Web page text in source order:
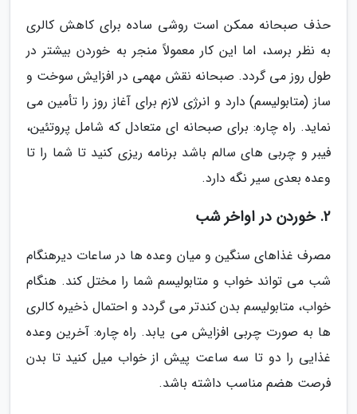
حذف صبحانه ممکن است روشی ساده برای کاهش کالری
به نظر برسد، اما این کار معمولاً منجر به خوردن بیشتر در
طول روز می گردد. صبحانه نقش مهمی در افزایش سوخت و
ساز (متابولیسم) دارد و انرژی لازم برای آغاز روز را تأمین می
نماید. راه چاره: برای صبحانه ای متعادل که شامل پروتئین،
فیبر و چربی های سالم باشد برنامه ریزی کنید تا شما را تا
وعده بعدی سیر نگه دارد.
2. خوردن در اواخر شب
مصرف غذاهای سنگین و میان وعده ها در ساعات دیرهنگام
شب می تواند خواب و متابولیسم شما را مختل کند. هنگام
خواب، متابولیسم بدن کندتر می گردد و احتمال ذخیره کالری
ها به صورت چربی افزایش می یابد. راه چاره: آخرین وعده
غذایی را دو تا سه ساعت پیش از خواب میل کنید تا بدن
فرصت هضم مناسب داشته باشد.